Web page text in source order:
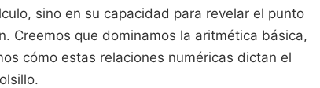
sino en su capacidad para revelar el punto
Creemos que dominamos la aritmética básica,
cómo estas relaciones numéricas dictan el